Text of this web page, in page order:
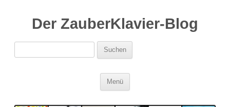
Der ZauberKlavier-Blog
Suchen
nach:
Menü